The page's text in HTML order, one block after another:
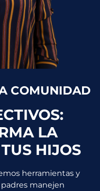
COMUNIDAD
LA
HIJOS
herramientas y
manejen